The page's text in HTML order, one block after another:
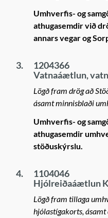
Umhverfis- og
athugasemdir við
annars vegar og
3.
1204366
Vatnaáætlun,
Lögð fram drög að
ásamt minnisblaði
Umhverfis- og
athugasemdir
stöðuskýrslu.
4.
1104046
Hjólreiðaáætlun
Lögð fram tillaga
hjólastígakorts,